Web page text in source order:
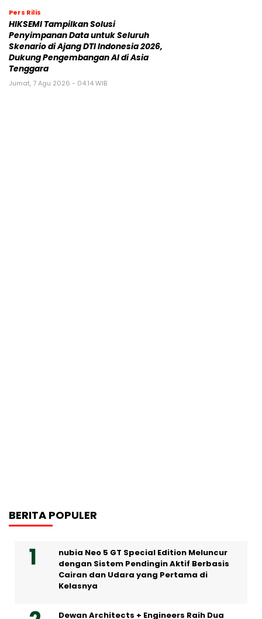
Pers Rilis
HIKSEMI Tampilkan Solusi
Penyimpanan Data untuk Seluruh
Skenario di Ajang DTI Indonesia 2026,
Dukung Pengembangan AI di Asia
Tenggara
Jumat, 7 Agu 2026 - 04:14 WIB
BERITA POPULER
nubia Neo 5 GT Special Edition Meluncur
dengan Sistem Pendingin Aktif Berbasis
Cairan dan Udara yang Pertama di
Kelasnya
Dewan Architects + Engineers Raih Dua